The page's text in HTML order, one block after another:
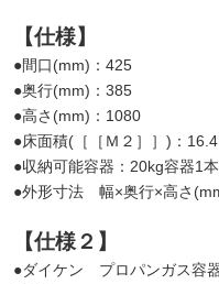
【仕様】
●間口(mm)：425
●奥行(mm)：385
●高さ(mm)：1080
●床面積(［［Ｍ２］］)：16.4
●収納可能容器：20kg容器1本
●外形寸法 幅×奥行×高さ
【仕様２】
●ダイケン プロパンガス容